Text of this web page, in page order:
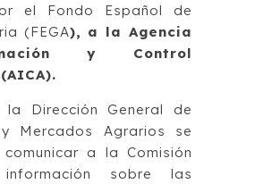
el Fondo Español de
(FEGA), a la Agencia
y Control
Dirección General de
y Mercados Agrarios se
a la Comisión
sobre las